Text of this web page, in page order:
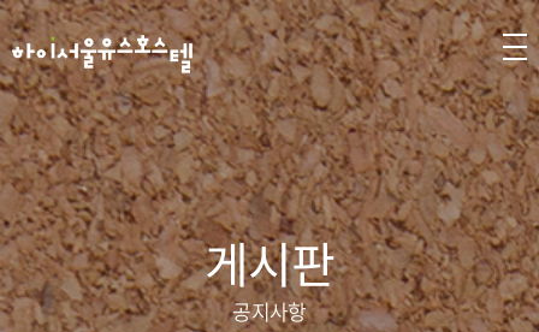
게시판
공지사항